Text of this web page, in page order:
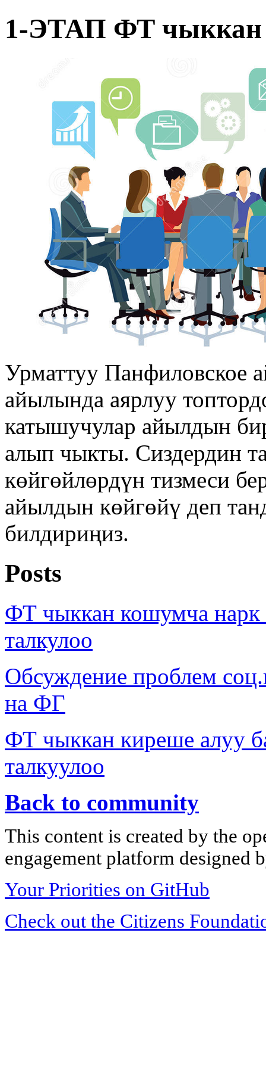
1-ЭТАП ФТ чыккан
Урматтуу Панфиловское
айылында аярлуу
катышучулар айылдын
алып чыкты. Сиздердин
көйгөйлөрдүн тизмеси
айылдын көйгөйү деп
билдириңиз.
Posts
ФТ чыккан кошумча
талкулоо
Обсуждение проблем
на ФГ
ФТ чыккан киреше алуу
талкуулоо
Back to community
This content is created by the
engagement platform designed
Your Priorities on GitHub
Check out the Citizens